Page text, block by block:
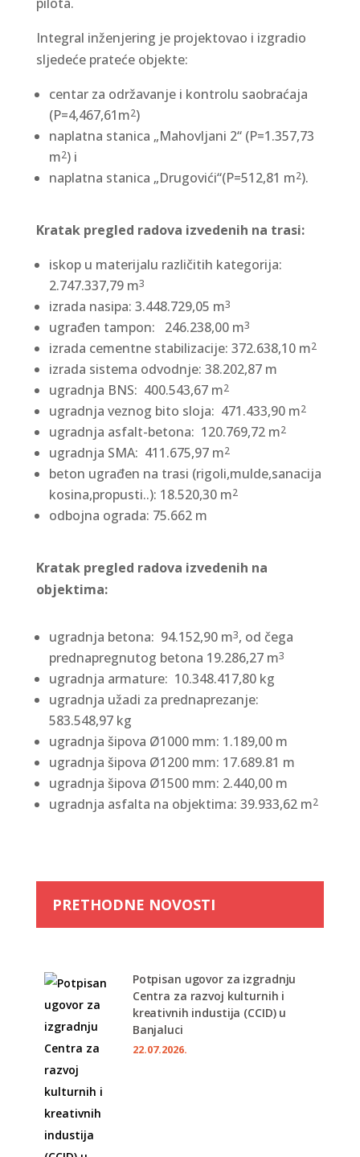
Integral inženjering je projektovao i izgradio
sljedeće prateće objekte:
centar za održavanje i kontrolu saobraćaja
(P=4,467,61m2)
naplatna stanica „Mahovljani 2“ (P=1.357,73
m2) i
naplatna stanica „Drugovići“(P=512,81 m2).
Kratak pregled radova izvedenih na trasi:
iskop u materijalu različitih kategorija:
2.747.337,79 m3
izrada nasipa: 3.448.729,05 m3
ugrađen tampon: 246.238,00 m3
izrada cementne stabilizacije: 372.638,10 m2
izrada sistema odvodnje: 38.202,87 m
ugradnja BNS: 400.543,67 m2
ugradnja veznog bito sloja: 471.433,90 m2
ugradnja asfalt-betona: 120.769,72 m2
ugradnja SMA: 411.675,97 m2
beton ugrađen na trasi (rigoli,mulde,sanacija
kosina,propusti..): 18.520,30 m2
odbojna ograda: 75.662 m
Kratak pregled radova izvedenih na
objektima:
ugradnja betona: 94.152,90 m3, od čega
prednapregnutog betona 19.286,27 m3
ugradnja armature: 10.348.417,80 kg
ugradnja užadi za prednaprezanje:
583.548,97 kg
ugradnja šipova Ø1000 mm: 1.189,00 m
ugradnja šipova Ø1200 mm: 17.689.81 m
ugradnja šipova Ø1500 mm: 2.440,00 m
ugradnja asfalta na objektima: 39.933,62 m2
PRETHODNE NOVOSTI
Potpisan ugovor za izgradnju
Centra za razvoj kulturnih i
kreativnih industija (CCID) u
Banjaluci
22.07.2026.